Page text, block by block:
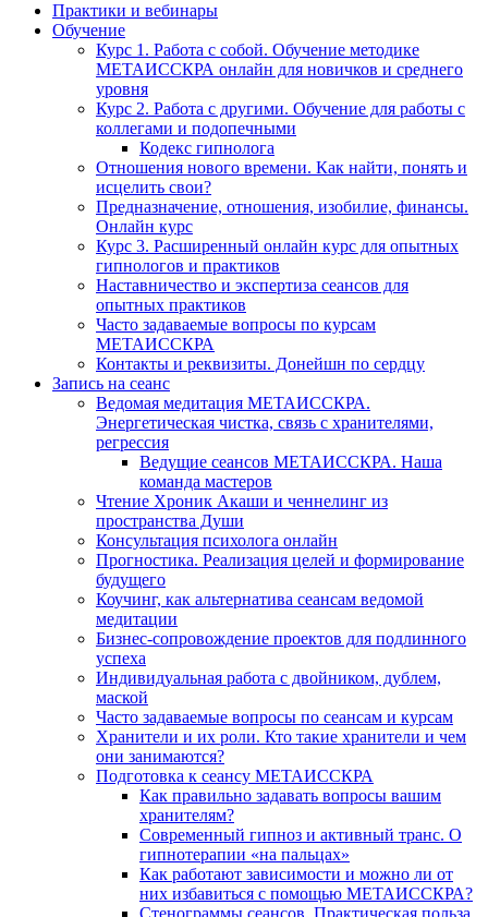
Практики и вебинары
Обучение
Курс 1. Работа с собой. Обучение методике
МЕТАИССКРА онлайн для новичков и среднего
уровня
Курс 2. Работа с другими. Обучение для работы с
коллегами и подопечными
Кодекс гипнолога
Отношения нового времени. Как найти, понять и
исцелить свои?
Предназначение, отношения, изобилие, финансы.
Онлайн курс
Курс 3. Расширенный онлайн курс для опытных
гипнологов и практиков
Наставничество и экспертиза сеансов для
опытных практиков
Часто задаваемые вопросы по курсам
МЕТАИССКРА
Контакты и реквизиты. Донейшн по сердцу
Запись на сеанс
Ведомая медитация МЕТАИССКРА.
Энергетическая чистка, связь с хранителями,
регрессия
Ведущие сеансов МЕТАИССКРА. Наша
команда мастеров
Чтение Хроник Акаши и ченнелинг из
пространства Души
Консультация психолога онлайн
Прогностика. Реализация целей и формирование
будущего
Коучинг, как альтернатива сеансам ведомой
медитации
Бизнес-сопровождение проектов для подлинного
успеха
Индивидуальная работа с двойником, дублем,
маской
Часто задаваемые вопросы по сеансам и курсам
Хранители и их роли. Кто такие хранители и чем
они занимаются?
Подготовка к сеансу МЕТАИССКРА
Как правильно задавать вопросы вашим
хранителям?
Современный гипноз и активный транс. О
гипнотерапии «на пальцах»
Как работают зависимости и можно ли от
них избавиться с помощью МЕТАИССКРА?
Стенограммы сеансов. Практическая польза